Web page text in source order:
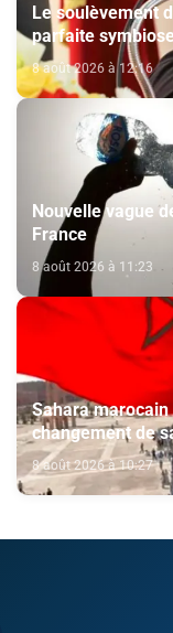
Le soulèvement
parfaite
de volonté et de
8 août 2026 à 12:16
Nouvelle vague
France
8 août 2026 à 11:23
Sahara
changement de
souveraineté du
8 août 2026 à 10:27